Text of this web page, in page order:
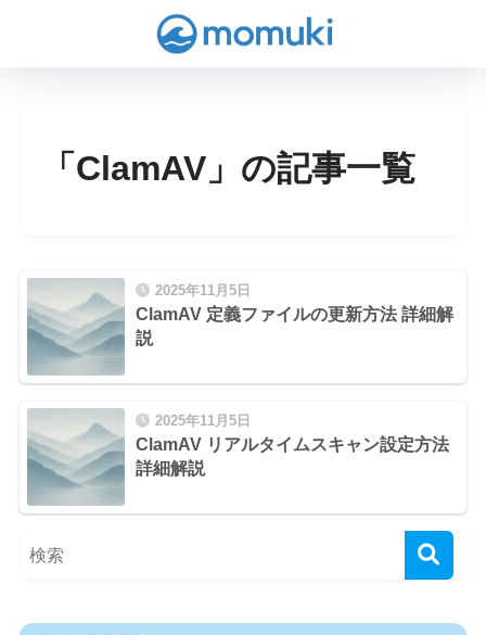
「ClamAV」の記事一覧
2025年11月5日
ClamAV 定義ファイルの更新方法 詳細解
説
2025年11月5日
ClamAV リアルタイムスキャン設定方法
詳細解説